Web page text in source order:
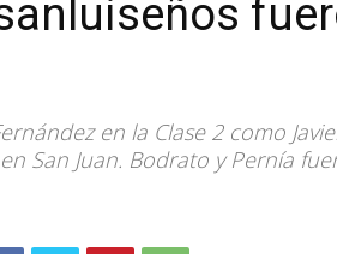
en la Clase 2 como
San Juan. Bodrato y Pernía